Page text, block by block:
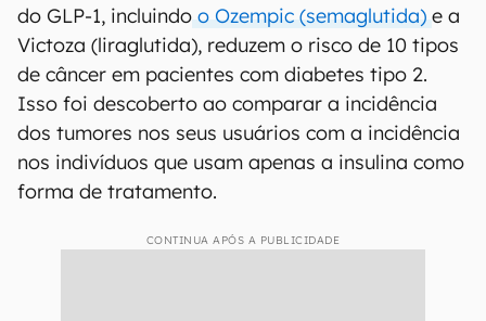
do GLP-1, incluindo o Ozempic (semaglutida) e a
Victoza (liraglutida), reduzem o risco de 10 tipos
de câncer em pacientes com diabetes tipo 2.
Isso foi descoberto ao comparar a incidência
dos tumores nos seus usuários com a incidência
nos indivíduos que usam apenas a insulina como
forma de tratamento.
CONTINUA APÓS A PUBLICIDADE